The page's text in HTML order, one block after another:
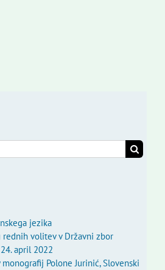
jezika
volitev v Državni zbor
april 2022
Polone Jurinić, Slovenski